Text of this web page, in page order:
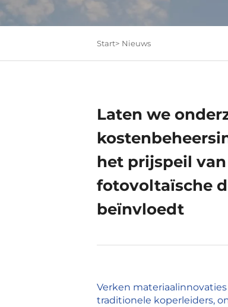
Start> Nieuws
Laten we
het prijspeil van
fotovoltaïsche
beïnvloedt
Verken
traditionele koperleiders,